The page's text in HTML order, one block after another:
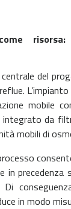
del
mobile
da
mobili di
in
Di
in modo